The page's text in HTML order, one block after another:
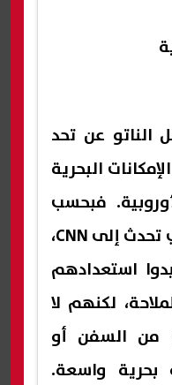
الناتو عن تحد
البحرية
فبحسب
المسؤول الأمريكي الذي تحدث إلى CNN،
استعدادهم
لكنهم لا
من السفن أو
بحرية واسعة.